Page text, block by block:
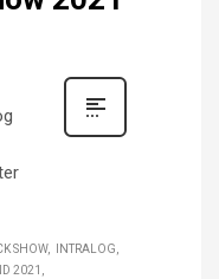
SHOW
INTRALOG
2021